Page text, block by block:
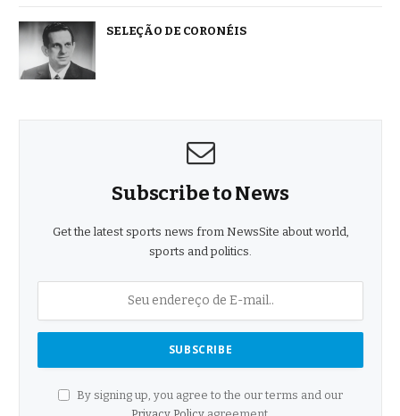
SELEÇÃO DE CORONÉIS
Subscribe to News
Get the latest sports news from NewsSite about world,
sports and politics.
By signing up, you agree to the our terms and our